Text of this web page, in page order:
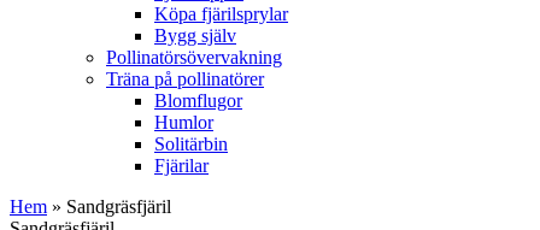
Köpa fjärilsprylar
Bygg själv
Pollinatörsövervakning
Träna på pollinatörer
Blomflugor
Humlor
Solitärbin
Fjärilar
Hem » Sandgräsfjäril